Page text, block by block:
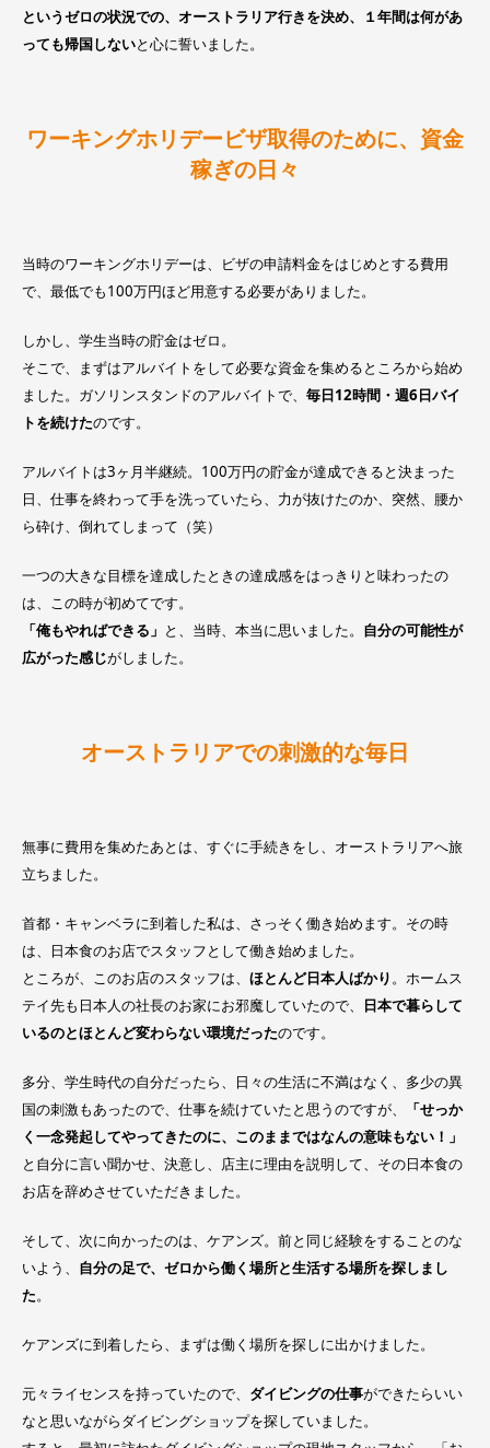
というゼロの状況での、オーストラリア行きを決め、１年間は何があ
っても帰国しないと心に誓いました。
ワーキングホリデービザ取得のために、資金
稼ぎの日々
当時のワーキングホリデーは、ビザの申請料金をはじめとする費用
で、最低でも100万円ほど用意する必要がありました。
しかし、学生当時の貯金はゼロ。
そこで、まずはアルバイトをして必要な資金を集めるところから始め
ました。ガソリンスタンドのアルバイトで、 毎日12時間・週6日バイ
トを続けたのです。
アルバイトは3ヶ月半継続。100万円の貯金が達成できると決まった
日、仕事を終わって手を洗っていたら、力が抜けたのか、突然、腰か
ら砕け、倒れてしまって（笑）
一つの大きな目標を達成したときの達成感をはっきりと味わったの
は、この時が初めてです。
「俺もやればできる」 と、当時、本当に思いました。 自分の可能性が
広がった感じがしました。
オーストラリアでの刺激的な毎日
無事に費用を集めたあとは、すぐに手続きをし、オーストラリアへ旅
立ちました。
首都・キャンベラに到着した私は、さっそく働き始めます。その時
は、日本食のお店でスタッフとして働き始めました。
ところが、このお店のスタッフは、 ほとんど日本人ばかり。ホームス
テイ先も日本人の社長のお家にお邪魔していたので、
日本で暮らして
いるのとほとんど変わらない環境だったのです。
多分、学生時代の自分だったら、日々の生活に不満はなく、多少の異
国の刺激もあったので、仕事を続けていたと思うのですが、
「せっか
く一念発起してやってきたのに、このままではなんの意味もない！」
と自分に言い聞かせ、決意し、店主に理由を説明して、その日本食の
お店を辞めさせていただきました。
そして、次に向かったのは、ケアンズ。前と同じ経験をすることのな
いよう、 自分の足で、ゼロから働く場所と生活する場所を探しまし
た。
ケアンズに到着したら、まずは働く場所を探しに出かけました。
元々ライセンスを持っていたので、 ダイビングの仕事ができたらいい
なと思いながらダイビングショップを探していました。